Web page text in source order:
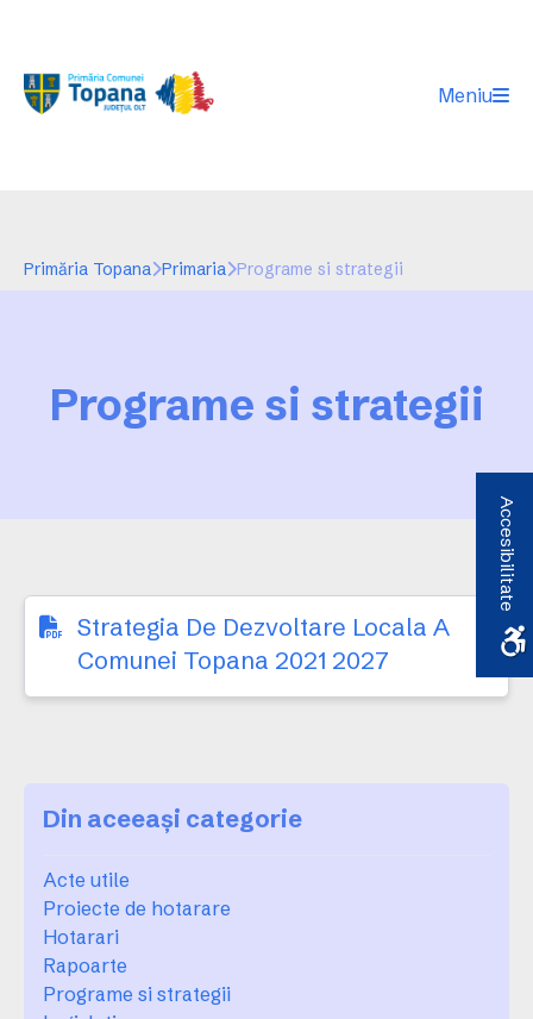
Meniu
Primăria Topana Primaria Programe si strategii
Programe si strategii
Strategia De Dezvoltare Locala A
Comunei Topana 2021 2027
Din aceeași categorie
Acte utile
Proiecte de hotarare
Hotarari
Rapoarte
Programe si strategii
Accesibilitate